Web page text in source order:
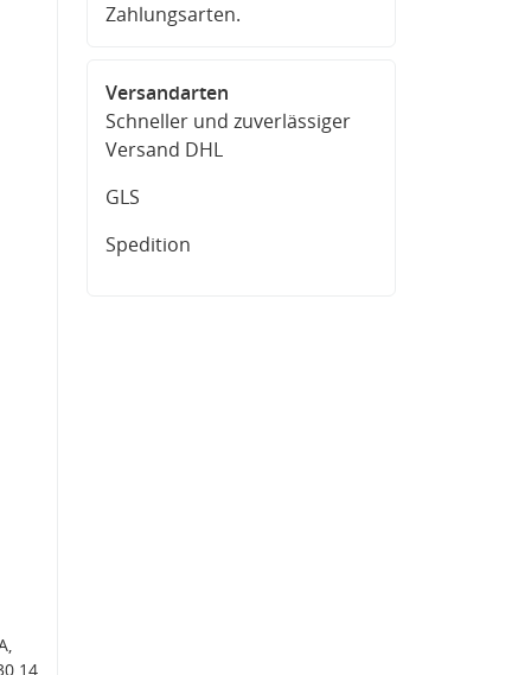
14
Zahlungsarten.
Versandarten
Schneller und zuverlässiger
Versand DHL
GLS
Spedition